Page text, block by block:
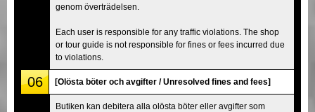
genom överträdelsen.
Each user is responsible for any traffic violations. The shop
or tour guide is not responsible for fines or fees incurred due
to violations.
06 [Olösta böter och avgifter / Unresolved fines and fees]
Butiken kan debitera alla olösta böter eller avgifter som